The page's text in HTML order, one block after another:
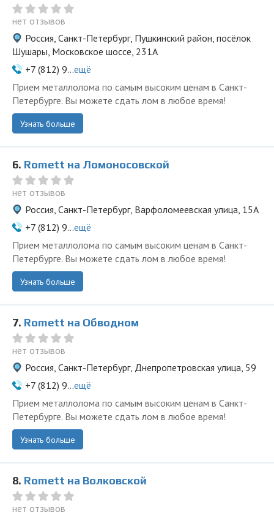
нет отзывов
Россия, Санкт-Петербург, Пушкинский район, посёлок
Шушары, Московское шоссе, 231А
+7 (812) 9...ещё
Прием металлолома по самым высоким ценам в Санкт-
Петербурге. Вы можете сдать лом в любое время!
Узнать больше
6. Romett на Ломоносовской
нет отзывов
Россия, Санкт-Петербург, Варфоломеевская улица, 15А
+7 (812) 9...ещё
Прием металлолома по самым высоким ценам в Санкт-
Петербурге. Вы можете сдать лом в любое время!
Узнать больше
7. Romett на Обводном
нет отзывов
Россия, Санкт-Петербург, Днепропетровская улица, 59
+7 (812) 9...ещё
Прием металлолома по самым высоким ценам в Санкт-
Петербурге. Вы можете сдать лом в любое время!
Узнать больше
8. Romett на Волковской
нет отзывов